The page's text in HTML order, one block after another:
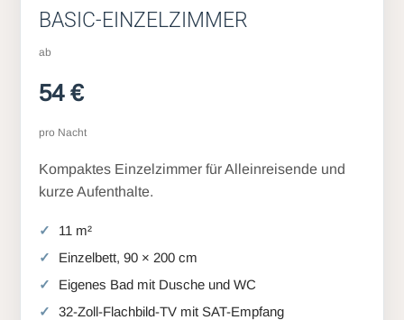
BASIC-EINZELZIMMER
ab
54 €
pro Nacht
Kompaktes Einzelzimmer für Alleinreisende und
kurze Aufenthalte.
11 m²
Einzelbett, 90 × 200 cm
Eigenes Bad mit Dusche und WC
32-Zoll-Flachbild-TV mit SAT-Empfang